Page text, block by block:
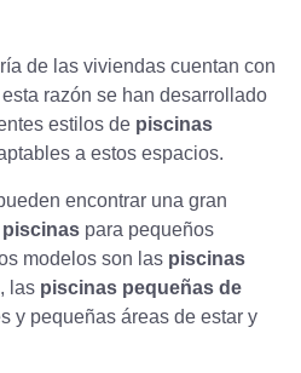
de las viviendas cuentan con
razón se han desarrollado
estilos de piscinas
a estos espacios.
encontrar una gran
para pequeños
modelos son las piscinas
, las piscinas pequeñas de
y pequeñas áreas de estar y